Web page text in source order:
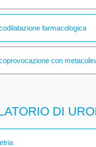
farmacologica
con
DI